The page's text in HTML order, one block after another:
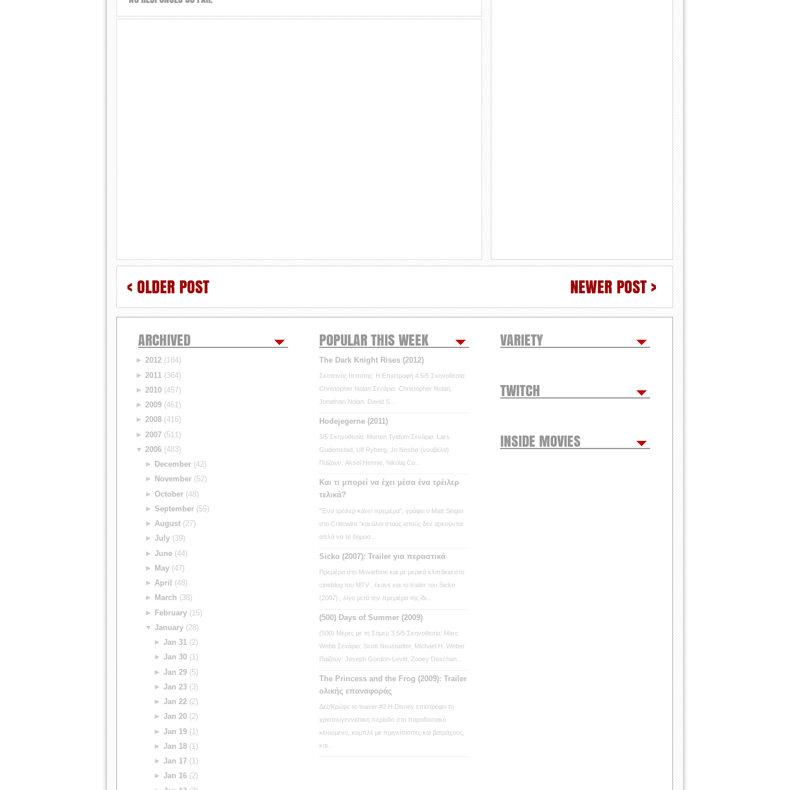
< OLDER POST NEWER POST >
ARCHIVED
►2012 (184)
►2011 (364)
►2010 (457)
►2009 (461)
►2008 (416)
►2007 (511)
▼2006 (483)
►
December(42)
►
November(52)
► October(48)
► September(55)
► August(27)
► July(39)
► June(44)
►
May(47)
► April
(48)
►
March (38)
► February(15)
▼ January(28)
►Jan 31 (2)
►Jan 30 (1)
►Jan 29 (5)
►Jan 23 (3)
►Jan 22 (2)
►Jan 20 (2)
►Jan 19 (1)
►Jan 18 (1)
►Jan 17 (1)
►Jan 16 (2)
POPULAR THIS WEEK
The Dark Knight Rises (2012)
Σκοτεινός Ιππότης: Η Επιστροφή 4.5/5 Σκηνοθεσία:
Christopher Nolan Σενάριο: Christopher Nolan,
Jonathan Nolan, David S....
Hodejegerne (2011)
3/5 Σκηνοθεσία: Morten Tyldum Σενάριο: Lars
Gudemstad, Ulf Ryberg, Jo Nesbø (νουβέλα)
Παίζουν: Aksel Hennie, Nikolaj Co...
Και τι μπορεί να έχει μέσα ένα τρέιλερ
τελικά?
"Ένα τρέιλερ κάνει πρεμιέρα", γράφει ο Matt Singer
στο Criticwire "και όλοι στους ιστούς δεν αρκούνται
απλά να το δημοσ...
Sicko (2007): Trailer για περαστικά
Πρεμιέρα στο Moviefone και με μερικά κλιπάκια στο
cineblog του MTV , έκανε και το trailer του Sicko
(2007) , λίγο μετά την πρεμιέρα της ίδι...
(500) Days of Summer (2009)
(500) Μέρες με τη Σάμερ 3.5/5 Σκηνοθεσία: Marc
Webb Σενάριο: Scott Neustadter, Michael H. Weber
Παίζουν: Joseph Gordon-Levitt, Zooey Deschan...
The Princess and the Frog (2009): Trailer
ολικής επαναφοράς
Δες/Κρύψε το teaser #2 Η Disney επιστρέφει τη
χριστουγεννιάτικη περίοδο στο παραδοσιακό
κινούμενο, κομπλέ με πριγκίπισσες και βατράχους,
και...
VARIETY
TWITCH
INSIDE MOVIES